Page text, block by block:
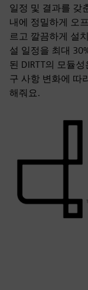
일정 및 결과를 갖
내에 정밀하게 오
르고 깔끔하게 설
설 일정을 최대
된 DIRTT의 모듈
구 사항 변화에 따
해줘요.